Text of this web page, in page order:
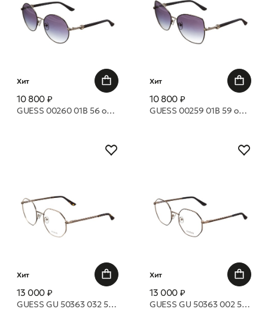
Хит
10 800 ₽
GUESS 00260 01B 56 очки с/з
Хит
10 800 ₽
GUESS 00259 01B 59 очки с/з
Хит
13 000 ₽
GUESS GU 50363 032 54 оправа
Хит
13 000 ₽
GUESS GU 50363 002 54 оправа